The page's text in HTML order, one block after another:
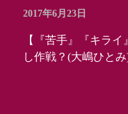
2017年6月23日
【『苦手』『キラ
し作戦？(大嶋ひと